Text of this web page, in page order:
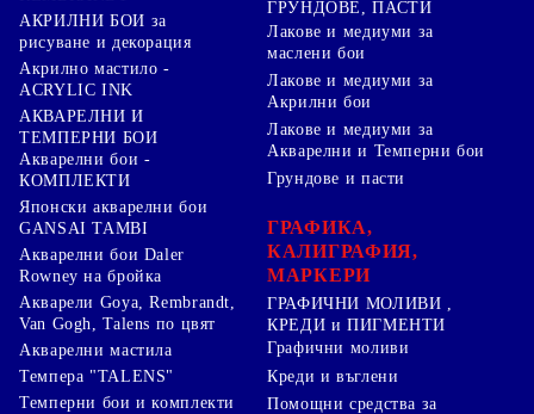
АКРИЛНИ БОИ за
рисуване и декорация
Акрилно мастило -
ACRYLIC INK
АКВАРЕЛНИ И
ТЕМПЕРНИ БОИ
Акварелни бои -
КОМПЛЕКТИ
Японски акварелни бои
GANSAI TAMBI
Акварелни бои Daler
Rowney на бройка
Акварели Goya, Rembrandt,
Van Gogh, Talens по цвят
Акварелни мастила
Темпера "TALENS"
Темперни бои и комплекти
ГРУНДОВЕ, ПАСТИ
Лакове и медиуми за
маслени бои
Лакове и медиуми за
Акрилни бои
Лакове и медиуми за
Акварелни и Темперни бои
Грундове и пасти
ГРАФИКА,
КАЛИГРАФИЯ,
МАРКЕРИ
ГРАФИЧНИ МОЛИВИ ,
КРЕДИ и ПИГМЕНТИ
Графични моливи
Креди и въглени
Помощни средства за